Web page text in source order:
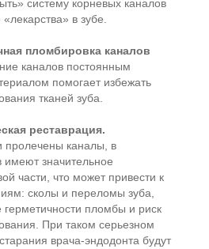
систему корневых каналов
в зубе.
пломбировка каналов
каналов постоянным
помогает избежать
тканей зуба.
реставрация.
пролечены каналы, в
имеют значительное
части, что может привести к
сколы и переломы зуба,
пломбы и риск
При таком серьезном
врача-эндодонта будут